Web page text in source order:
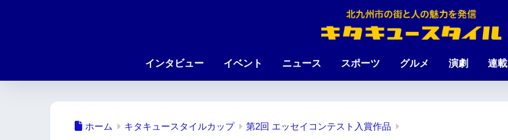
インタビュー イベント ニュース スポーツ グルメ 演劇 連載
ホーム キタキュースタイルカップ 第2回 エッセイコンテスト入賞作品